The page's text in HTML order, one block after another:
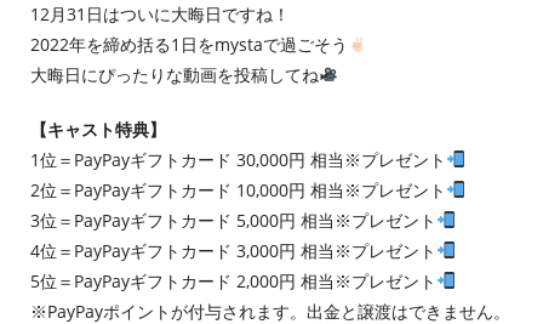
12月31日はついに大晦日ですね！
2022年を締め括る1日をmystaで過ごそう
大晦日にぴったりな動画を投稿してね
【キャスト特典】
1位＝PayPayギフトカード 30,000円 相当※プレゼント
2位＝PayPayギフトカード 10,000円 相当※プレゼント
3位＝PayPayギフトカード 5,000円 相当※プレゼント
4位＝PayPayギフトカード 3,000円 相当※プレゼント
5位＝PayPayギフトカード 2,000円 相当※プレゼント
※PayPayポイントが付与されます。出金と譲渡はできません。